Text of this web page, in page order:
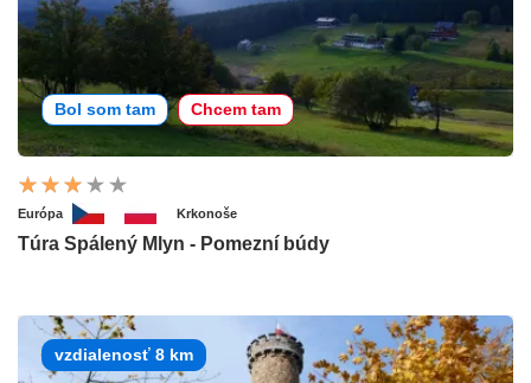
Bol som tam Chcem tam
Európa Krkonoše
Túra Spálený Mlyn - Pomezní búdy
vzdialenosť 8 km